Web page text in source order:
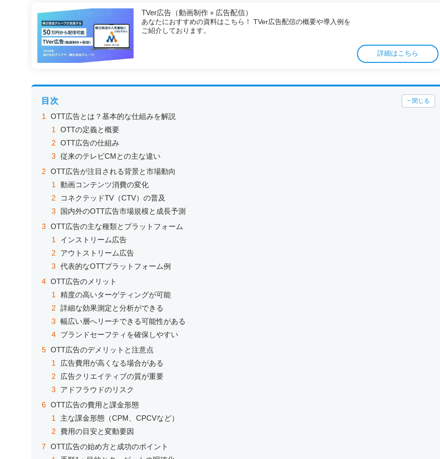
TVer広告（動画制作＋広告配信）
あなたにおすすめの資料はこちら！ TVer広告配信の概要や導入例を
ご紹介しております。
詳細はこちら
目次 − 閉じる
OTT広告とは？基本的な仕組みを解説
OTTの定義と概要
OTT広告の仕組み
従来のテレビCMとの主な違い
OTT広告が注目される背景と市場動向
動画コンテンツ消費の変化
コネクテッドTV（CTV）の普及
国内外のOTT広告市場規模と成長予測
OTT広告の主な種類とプラットフォーム
インストリーム広告
アウトストリーム広告
代表的なOTTプラットフォーム例
OTT広告のメリット
精度の高いターゲティングが可能
詳細な効果測定と分析ができる
幅広い層へリーチできる可能性がある
ブランドセーフティを確保しやすい
OTT広告のデメリットと注意点
広告費用が高くなる場合がある
広告クリエイティブの質が重要
アドフラウドのリスク
OTT広告の費用と課金形態
主な課金形態（CPM、CPCVなど）
費用の目安と変動要因
OTT広告の始め方と成功のポイント